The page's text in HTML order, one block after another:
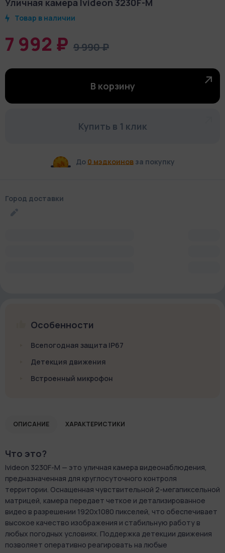
Уличная камера Ivideon 3230F-M
Товар в наличии
7 992 ₽ 9 990 ₽
В корзину
Купить в 1 клик
До 0 мэдкоиновза покупку
Город доставки
Особенности
Всепогодная защита IP67
Детекция движения
Встроенный микрофон
ОПИСАНИЕ ХАРАКТЕРИСТИКИ
Что это?
Ivideon 3230F-M — это уличная камера видеонаблюдения,
предназначенная для круглосуточного контроля
территории. Оснащенная чувствительной 2-мегапиксельной
матрицей, камера передает четкое и детализированное
видео в разрешении 1920x1080 пикселей, что обеспечивает
высокое качество изображения и стабильную работу в
любых погодных условиях. Поддержка детекции движения
позволяет оперативно реагировать на любые